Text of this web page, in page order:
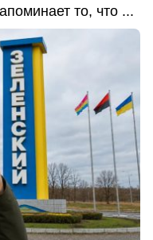
то, что ...